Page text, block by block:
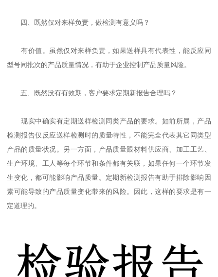
四、既然仅对来样负责，做检测有意义吗？
有价值。虽然仅对来样负责，如果送样具有代表性，能反应同
型号同批次的产品质量情况，有助于企业控制产品质量风险。
五、既然没有有效期，客户要求定期新报告合理吗？
现实中确实有定期送样检测同类产品的要求。如前所属，产品
检测报告仅反应送样检测时的质量特性，不能完全代表其它同类型
产品的质量状况。另一方面，产品质量跟材料供应商、加工工艺、
生产环境、工人等每个环节和条件都有关联，如果任何一个环节发
生变化，都可能影响产品质量。定期新检测报告有助于排除影响因
素可能导致的产品质量变化带来的风险。因此，这样的要求是有一
定道理的。